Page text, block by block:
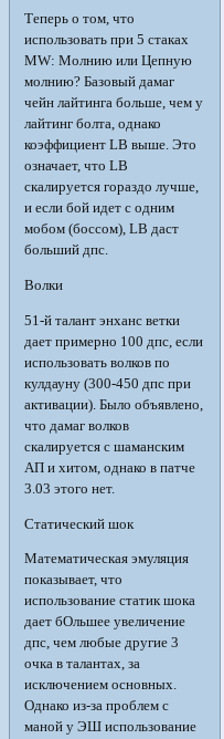
Теперь о том, что
использовать при 5 стаках
MW: Молнию или Цепную
молнию? Базовый дамаг
чейн лайтинга больше, чем у
лайтинг болта, однако
коэффициент LB выше. Это
означает, что LB
скалируется гораздо лучше,
и если бой идет с одним
мобом (боссом), LB даст
больший дпс.
Волки
51-й талант энханс ветки
дает примерно 100 дпс, если
использовать волков по
кулдауну (300-450 дпс при
активации). Было объявлено,
что дамаг волков
скалируется с шаманским
АП и хитом, однако в патче
3.03 этого нет.
Статический шок
Математическая эмуляция
показывает, что
использование статик шока
дает бОльшее увеличение
дпс, чем любые другие 3
очка в талантах, за
исключением основных.
Однако из-за проблем с
маной у ЭШ использование